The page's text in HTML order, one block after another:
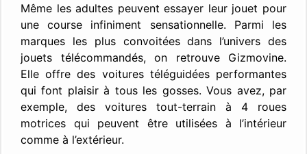
Même les adultes peuvent essayer leur jouet pour
une course infiniment sensationnelle. Parmi les
marques les plus convoitées dans l’univers des
jouets télécommandés, on retrouve Gizmovine.
Elle offre des voitures téléguidées performantes
qui font plaisir à tous les gosses. Vous avez, par
exemple, des voitures tout-terrain à 4 roues
motrices qui peuvent être utilisées à l’intérieur
comme à l’extérieur.